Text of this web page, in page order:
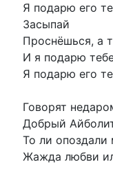
Я подарю его
Засыпай
Проснёшься, а
И я подарю
Я подарю его
Говорят
Добрый
То ли опоздали
Жажда любви